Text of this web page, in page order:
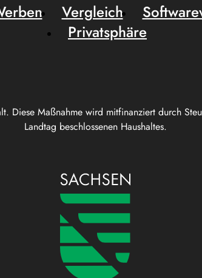
Diese Maßnahme wird mitfinanziert durch
Landtag beschlossenen Haushaltes.
Vergleich
Privatsphäre